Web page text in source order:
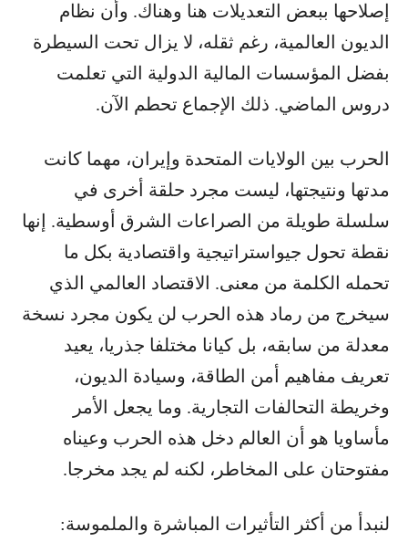
إصلاحها ببعض التعديلات هنا وهناك. وأن نظام
الديون العالمية، رغم ثقله، لا يزال تحت السيطرة
بفضل المؤسسات المالية الدولية التي تعلمت
دروس الماضي. ذلك الإجماع تحطم الآن.
الحرب بين الولايات المتحدة وإيران، مهما كانت
مدتها ونتيجتها، ليست مجرد حلقة أخرى في
سلسلة طويلة من الصراعات الشرق أوسطية. إنها
نقطة تحول جيواستراتيجية واقتصادية بكل ما
تحمله الكلمة من معنى. الاقتصاد العالمي الذي
سيخرج من رماد هذه الحرب لن يكون مجرد نسخة
معدلة من سابقه، بل كيانا مختلفا جذريا، يعيد
تعريف مفاهيم أمن الطاقة، وسيادة الديون،
وخريطة التحالفات التجارية. وما يجعل الأمر
مأساويا هو أن العالم دخل هذه الحرب وعيناه
مفتوحتان على المخاطر، لكنه لم يجد مخرجا.
لنبدأ من أكثر التأثيرات المباشرة والملموسة: